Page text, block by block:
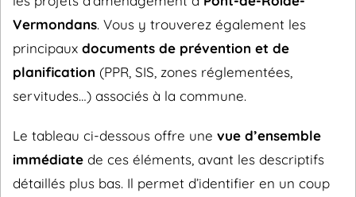
Vermondans. Vous y trouverez également les
principaux documents de prévention et de
planification (PPR, SIS, zones réglementées,
servitudes…) associés à la commune.
Le tableau ci-dessous offre une vue d’ensemble
immédiate de ces éléments, avant les descriptifs
détaillés plus bas. Il permet d’identifier en un coup